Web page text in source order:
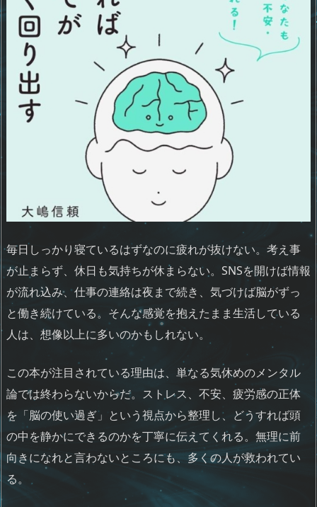
n
毎日しっかり寝ているはずなのに疲れが抜けない。考え事
が止まらず、休日も気持ちが休まらない。SNSを開けば情報
が流れ込み、仕事の連絡は夜まで続き、気づけば脳がずっ
と働き続けている。そんな感覚を抱えたまま生活している
人は、想像以上に多いのかもしれない。
この本が注目されている理由は、単なる気休めのメンタル
論では終わらないからだ。ストレス、不安、疲労感の正体
を「脳の使い過ぎ」という視点から整理し、どうすれば頭
の中を静かにできるのかを丁寧に伝えてくれる。無理に前
向きになれと言わないところにも、多くの人が救われてい
る。